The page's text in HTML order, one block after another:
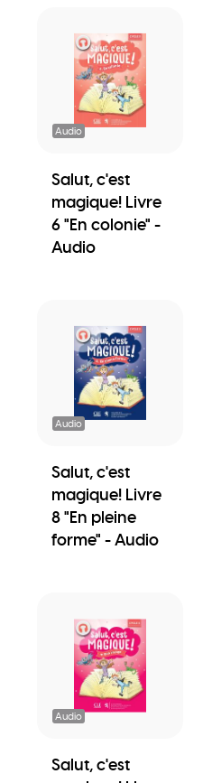
Audio
Salut, c'est
magique! Livre
6 "En colonie" -
Audio
Audio
Salut, c'est
magique! Livre
8 "En pleine
forme" - Audio
Audio
Salut, c'est